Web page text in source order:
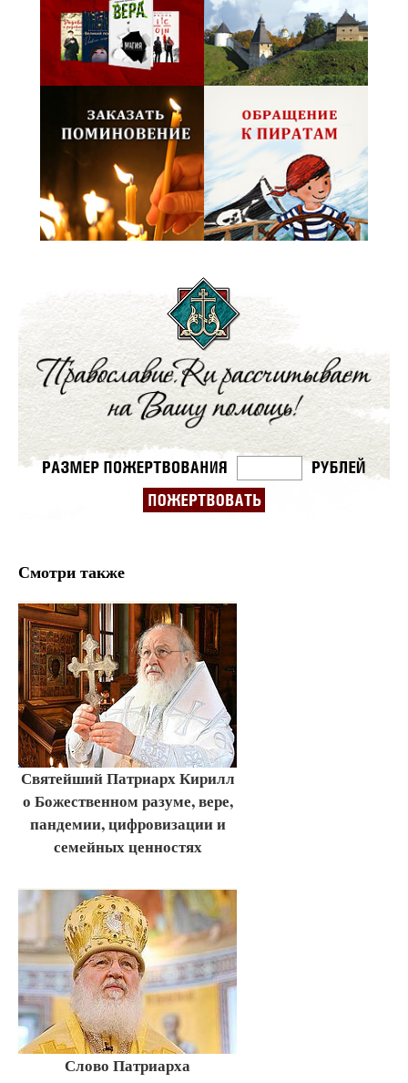
Смотри также
Святейший Патриарх Кирилл
о Божественном разуме, вере,
пандемии, цифровизации и
семейных ценностях
Слово Патриарха